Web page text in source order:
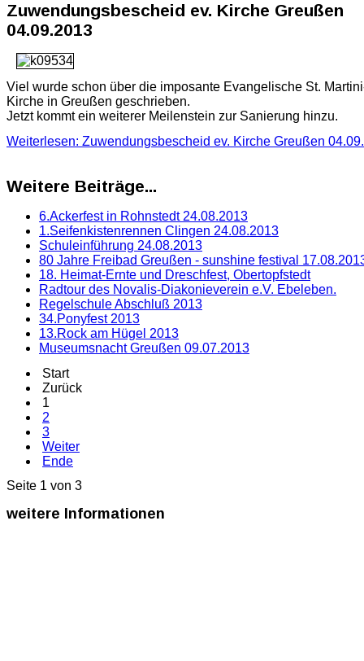
Zuwendungsbescheid ev. Kirche Greußen
04.09.2013
Viel wurde schon über die imposante Evangelische St.
Kirche in Greußen geschrieben.
Jetzt kommt ein weiterer Meilenstein zur Sanierung hinzu.
Weiterlesen: Zuwendungsbescheid ev. Kirche Greußen
Weitere Beiträge...
6.Ackerfest in Rohnstedt 24.08.2013
1.Seifenkistenrennen Clingen 24.08.2013
Schuleinführung 24.08.2013
80 Jahre Freibad Greußen - sunshine festival
18. Heimat-Ernte und Dreschfest, Obertopfstedt
Radtour des Novalis-Diakonieverein e.V. Ebeleben.
Regelschule Abschluß 2013
34.Ponyfest 2013
13.Rock am Hügel 2013
Museumsnacht Greußen 09.07.2013
Start
Zurück
1
2
3
Weiter
Ende
Seite 1 von 3
weitere Informationen